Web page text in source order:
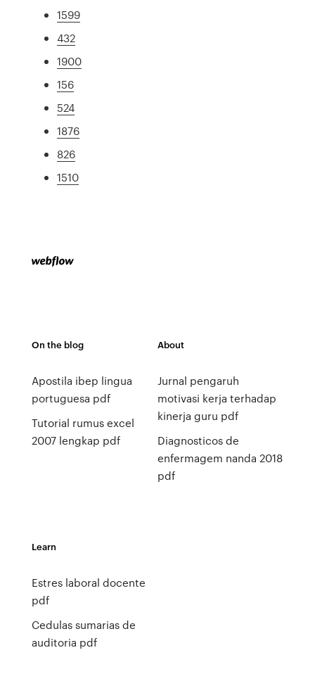
1599
432
1900
156
524
1876
826
1510
On the blog
Apostila ibep lingua
portuguesa pdf
Tutorial rumus excel
2007 lengkap pdf
About
Jurnal pengaruh
motivasi kerja terhadap
kinerja guru pdf
Diagnosticos de
enfermagem nanda 2018
pdf
Learn
Estres laboral docente
pdf
Cedulas sumarias de
auditoria pdf